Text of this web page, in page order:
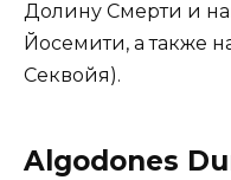
Долину Смерти и
Йосемити, а также
Секвойя).
Algodones